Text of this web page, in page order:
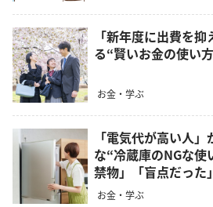
「新年度に出費を
る“賢いお金の使い
お金・学ぶ
「電気代が高い人
な“冷蔵庫のNGな
禁物」「盲点だった」
お金・学ぶ